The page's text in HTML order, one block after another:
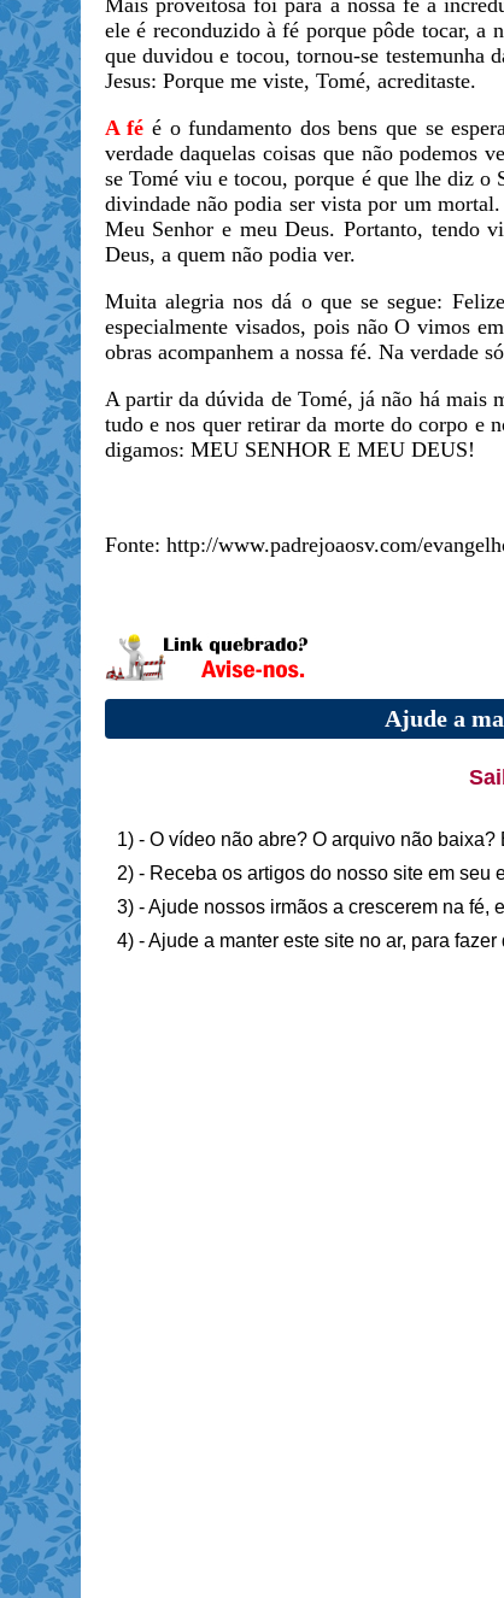
Mais proveitosa foi para a nossa fé a
ele é reconduzido à fé porque pôde tocar, a
que duvidou e tocou, tornou-se testemunha
Jesus: Porque me viste, Tomé, acreditaste.
A fé é o fundamento dos bens que se
verdade daquelas coisas que não podemos
se Tomé viu e tocou, porque é que lhe diz o
divindade não podia ser vista por um
Meu Senhor e meu Deus. Portanto, tendo
Deus, a quem não podia ver.
Muita alegria nos dá o que se segue:
especialmente visados, pois não O vimos
obras acompanhem a nossa fé. Na verdade
A partir da dúvida de Tomé, já não há mais
tudo e nos quer retirar da morte do corpo e
digamos: MEU SENHOR E MEU DEUS!
Fonte: http://www.padrejoaosv.com/
Ajude a
1) - O vídeo não abre? O arquivo não
2) - Receba os artigos do nosso site em seu
3) - Ajude nossos irmãos a crescerem na fé,
4) - Ajude a manter este site no ar, para fazer